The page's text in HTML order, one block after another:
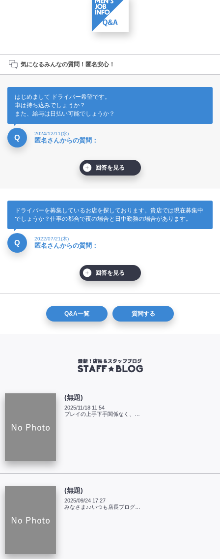
気になるみんなの質問！匿名安心！
はじめまして ドライバー希望です。
車は持ち込みでしょうか？
また、給与は日払い可能でしょうか？
Q 2024/12/11(水)
匿名さんからの質問：
回答を見る
ドライバーを募集しているお店を探しております。貴店では現在募集中
でしょうか？仕事の都合で夜の場合と日中勤務の場合があります。
Q 2022/07/21(木)
匿名さんからの質問：
回答を見る
Q&A一覧 質問する
最新！店長＆スタッフブログ
(無題)
2025/11/18 11:54
プレイの上手下手関係なく、…
(無題)
2025/09/24 17:27
みなさま♪♪いつも店長ブログ…